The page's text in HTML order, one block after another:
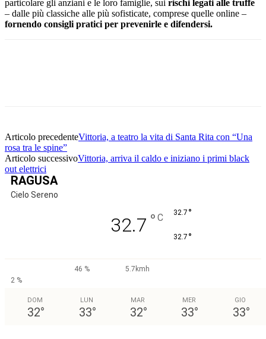
particolare gli anziani e le loro famiglie, sui rischi legati alle truffe
– dalle più classiche alle più sofisticate, comprese quelle online –
fornendo consigli pratici per prevenirle e difendersi.
Articolo precedenteVittoria, a teatro la vita di Santa Rita con “Una
rosa tra le spine”
Articolo successivoVittoria, arriva il caldo e iniziano i primi black
out elettrici
RAGUSA
Cielo Sereno
32.7 ° C 32.7 °
32.7 °
46 %
5.7kmh
2 %
DOM
32°
LUN
33°
MAR
32°
MER
33°
GIO
33°